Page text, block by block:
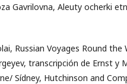
Gavrilovna, Aleuty ocherki
Russian Voyages Round
transcripción de Ernst y
Sídney, Hutchinson and